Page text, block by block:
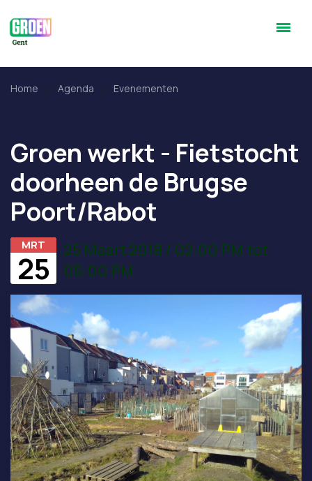
Home Agenda Evenementen
Groen werkt - Fietstocht
doorheen de Brugse
Poort/Rabot
MRT
25
25 Maart 2018 / 02:00 PM tot
05:00 PM